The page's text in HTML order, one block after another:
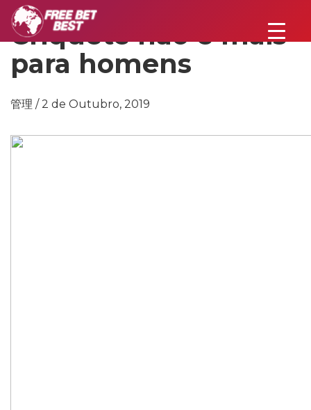
Críquete não é mais
para homens
管理 / 2 de Outubro, 2019